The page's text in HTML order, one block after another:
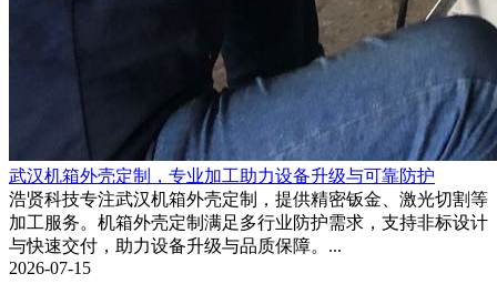
武汉机箱外壳定制，专业加工助力设备升级与可靠防护
浩贤科技专注武汉机箱外壳定制，提供精密钣金、激光切割等
加工服务。机箱外壳定制满足多行业防护需求，支持非标设计
与快速交付，助力设备升级与品质保障。...
2026-07-15